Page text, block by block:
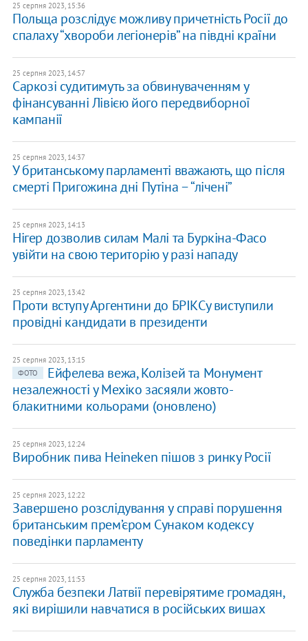
25 серпня 2023, 15:36
Польща розслідує можливу причетність Росії до
спалаху “хвороби легіонерів” на півдні країни
25 серпня 2023, 14:57
Саркозі судитимуть за обвинуваченням у
фінансуванні Лівією його передвиборної
кампанії
25 серпня 2023, 14:37
У британському парламенті вважають, що після
смерті Пригожина дні Путіна − “лічені”
25 серпня 2023, 14:13
Нігер дозволив силам Малі та Буркіна-Фасо
увійти на свою територію у разі нападу
25 серпня 2023, 13:42
Проти вступу Аргентини до БРІКСу виступили
провідні кандидати в президенти
25 серпня 2023, 13:15
ФОТО
Ейфелева вежа, Колізей та Монумент
незалежності у Мехіко засяяли жовто-
блакитними кольорами (оновлено)
25 серпня 2023, 12:24
Виробник пива Heineken пішов з ринку Росії
25 серпня 2023, 12:22
Завершено розслідування у справі порушення
британським прем’єром Сунаком кодексу
поведінки парламенту
25 серпня 2023, 11:53
Служба безпеки Латвії перевірятиме громадян,
які вирішили навчатися в російських вишах